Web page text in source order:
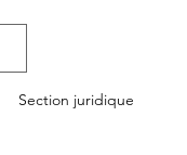
Section juridique